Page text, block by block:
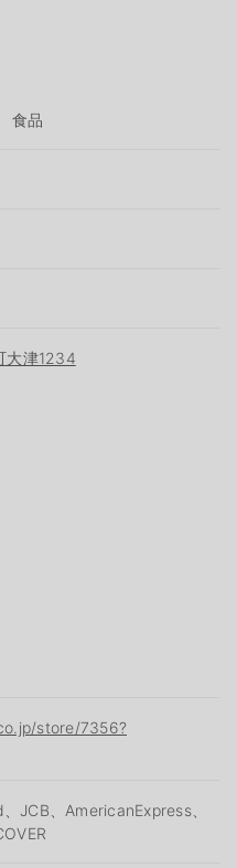
食品
大津1234
store/7356?
JCB、AmericanExpress、